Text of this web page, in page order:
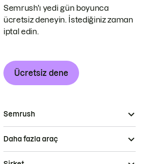
Semrush'ı yedi gün boyunca
ücretsiz deneyin. İstediğiniz zaman
iptal edin.
Ücretsiz dene
Semrush
Daha fazla araç